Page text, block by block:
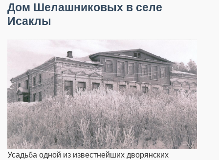
Дом Шелашниковых в селе
Исаклы
Усадьба одной из известнейших дворянских